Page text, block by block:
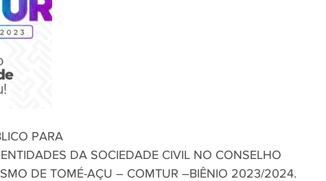
PARA
DA SOCIEDADE CIVIL NO CONSELHO
DE TOMÉ-AÇU – COMTUR –BIÊNIO 2023/2024.